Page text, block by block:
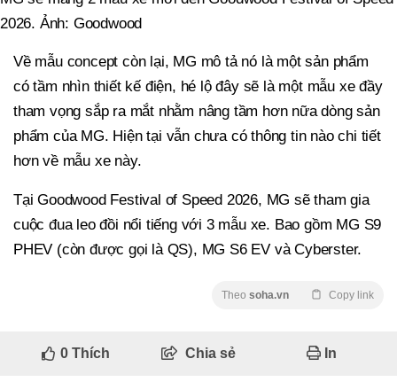
2026. Ảnh: Goodwood
Về mẫu concept còn lại, MG mô tả nó là một sản phẩm
có tầm nhìn thiết kế điện, hé lộ đây sẽ là một mẫu xe đầy
tham vọng sắp ra mắt nhằm nâng tầm hơn nữa dòng sản
phẩm của MG. Hiện tại vẫn chưa có thông tin nào chi tiết
hơn về mẫu xe này.
Tại Goodwood Festival of Speed 2026, MG sẽ tham gia
cuộc đua leo đồi nổi tiếng với 3 mẫu xe. Bao gồm MG S9
PHEV (còn được gọi là QS), MG S6 EV và Cyberster.
Theo soha.vn Copy link
0Thích Chia sẻ In